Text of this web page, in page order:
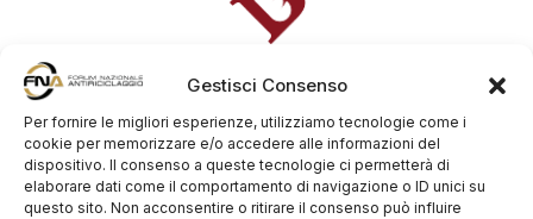
Gestisci Consenso
Per fornire le migliori esperienze, utilizziamo tecnologie come i
cookie per memorizzare e/o accedere alle informazioni del
dispositivo. Il consenso a queste tecnologie ci permetterà di
elaborare dati come il comportamento di navigazione o ID unici su
questo sito. Non acconsentire o ritirare il consenso può influire
La Pasticceria Bontempi, dal 1960 nel cuore di